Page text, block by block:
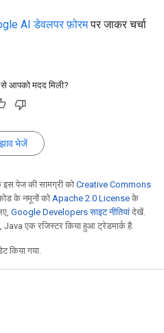
AI डेवलपर फ़ोरमपर जाकर चर्चा
से आपको मदद मिली?
भेजें
पेज की सामग्री को Creative Commons
के नमूनों को Apache 2.0 License के
Google Developers साइट नीतियां देखें.
एक रजिस्टर किया हुआ ट्रेडमार्क है.
किया गया.